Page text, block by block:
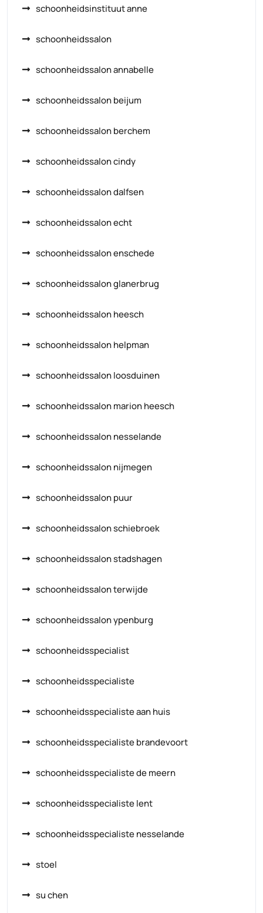
schoonheidsinstituut anne
schoonheidssalon
schoonheidssalon annabelle
schoonheidssalon beijum
schoonheidssalon berchem
schoonheidssalon cindy
schoonheidssalon dalfsen
schoonheidssalon echt
schoonheidssalon enschede
schoonheidssalon glanerbrug
schoonheidssalon heesch
schoonheidssalon helpman
schoonheidssalon loosduinen
schoonheidssalon marion heesch
schoonheidssalon nesselande
schoonheidssalon nijmegen
schoonheidssalon puur
schoonheidssalon schiebroek
schoonheidssalon stadshagen
schoonheidssalon terwijde
schoonheidssalon ypenburg
schoonheidsspecialist
schoonheidsspecialiste
schoonheidsspecialiste aan huis
schoonheidsspecialiste brandevoort
schoonheidsspecialiste de meern
schoonheidsspecialiste lent
schoonheidsspecialiste nesselande
stoel
su chen